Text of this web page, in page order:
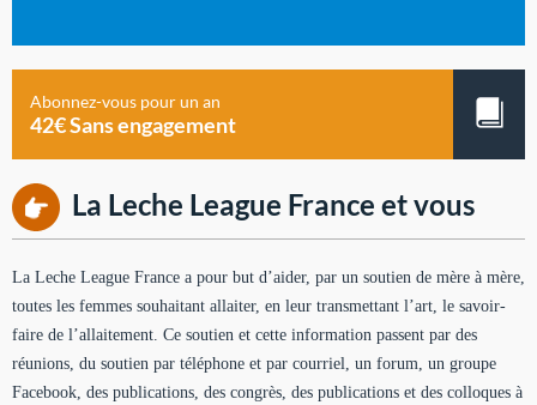
Abonnez-vous pour un an
42€ Sans engagement
La Leche League France et vous
La Leche League France a pour but d’aider, par un soutien de mère à mère,
toutes les femmes souhaitant allaiter, en leur transmettant l’art, le savoir-
faire de l’allaitement. Ce soutien et cette information passent par des
réunions, du soutien par téléphone et par courriel, un forum, un groupe
Facebook, des publications, des congrès, des publications et des colloques à